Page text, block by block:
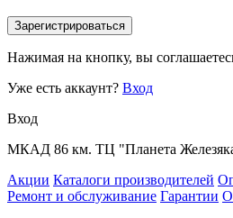
Зарегистрироваться
Нажимая на кнопку, вы
Уже есть аккаунт? Вход
Вход
МКАД 86 км. ТЦ "Планета
Акции Каталоги производителей
Ремонт и обслуживание Гарантии О